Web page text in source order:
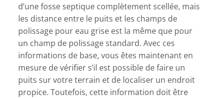
d’une fosse septique complètement scellée, mais
les distance entre le puits et les champs de
polissage pour eau grise est la même que pour
un champ de polissage standard. Avec ces
informations de base, vous êtes maintenant en
mesure de vérifier s’il est possible de faire un
puits sur votre terrain et de localiser un endroit
propice. Toutefois, cette information doit être